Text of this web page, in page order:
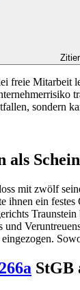
freie Mitarbeit
sondern
als
mit zwölf
ihnen ein
Traunstein
266a StGB